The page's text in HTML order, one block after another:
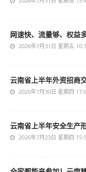
网速快、流量够、权益
2026年7月31日 星期五
云南省上半年外资招商
2026年7月30日 星期四
云南省上半年安全生产
2026年7月23日 星期四